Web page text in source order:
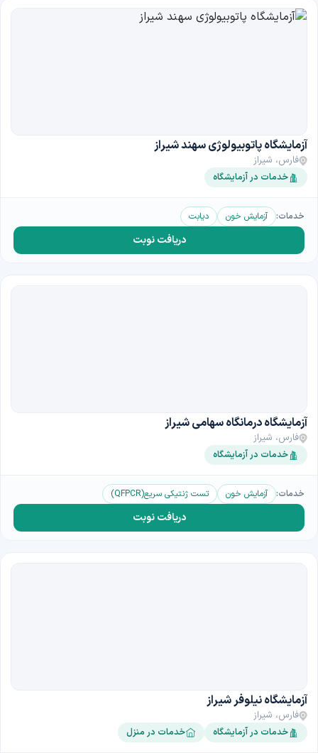
آزمایشگاه پاتوبیولوژی سهند شیراز
فارس، شیراز
خدمات در آزمایشگاه
خدمات: آزمایش خون دیابت
دریافت نوبت
آزمایشگاه درمانگاه سهامی شیراز
فارس، شیراز
خدمات در آزمایشگاه
خدمات: آزمایش خون تست ژنتیکی سریع(QFPCR)
دریافت نوبت
آزمایشگاه نیلوفر شیراز
فارس، شیراز
خدمات در آزمایشگاه خدمات در منزل